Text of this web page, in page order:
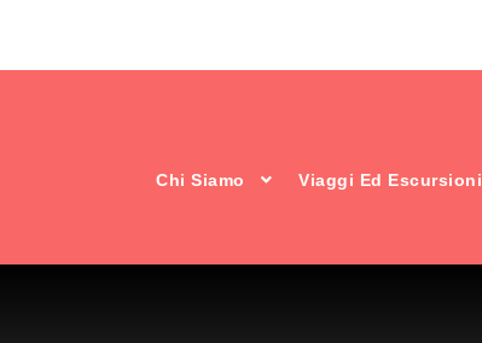
Chi Siamo Viaggi Ed Escursioni